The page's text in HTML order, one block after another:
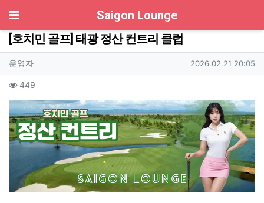
Saigon Lounge
[호치민 골프] 태광 정산 컨트리 클럽
작성자 정보
운영자작성 작성일
2026.02.21 20:05
컨텐츠 정보
449
본문